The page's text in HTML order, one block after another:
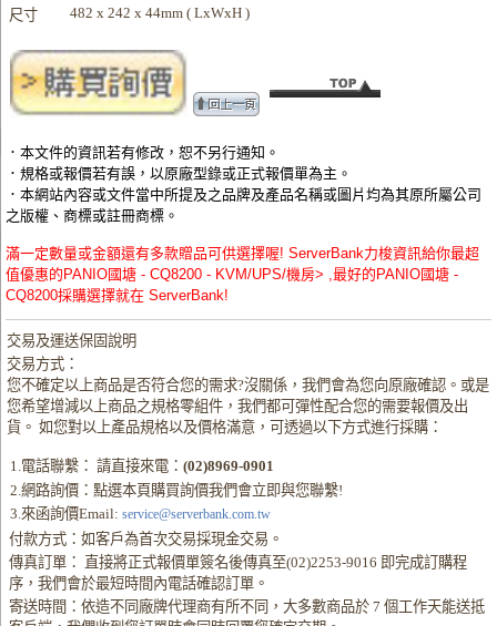
尺寸
482 x 242 x 44mm ( LxWxH )
．本文件的資訊若有修改，恕不另行通知。
．規格或報價若有誤，以原廠型錄或正式報價單為主。
．本網站內容或文件當中所提及之品牌及產品名稱或圖片均為其原所屬公司
之版權、商標或註冊商標。
滿一定數量或金額還有多款贈品可供選擇喔! ServerBank力梭資訊給你最超
值優惠的PANIO國塘 - CQ8200 - KVM/UPS/機房> ,最好的PANIO國塘 -
CQ8200採購選擇就在 ServerBank!
交易及運送保固說明
交易方式：
您不確定以上商品是否符合您的需求?沒關係，我們會為您向原廠確認。或是
您希望增減以上商品之規格零組件，我們都可彈性配合您的需要報價及出
貨。 如您對以上產品規格以及價格滿意，可透過以下方式進行採購：
1.電話聯繫： 請直接來電：(02)8969-0901
2.網路詢價：點選本頁購買詢價我們會立即與您聯繫!
3.來函詢價Email: service@serverbank.com.tw
付款方式：如客戶為首次交易採現金交易。
傳真訂單： 直接將正式報價單簽名後傳真至(02)2253-9016 即完成訂購程
序，我們會於最短時間內電話確認訂單。
寄送時間：依造不同廠牌代理商有所不同，大多數商品於 7 個工作天能送抵